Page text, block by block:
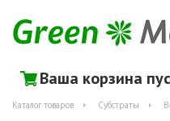
Ваша корзина
Каталог товаров Субстраты